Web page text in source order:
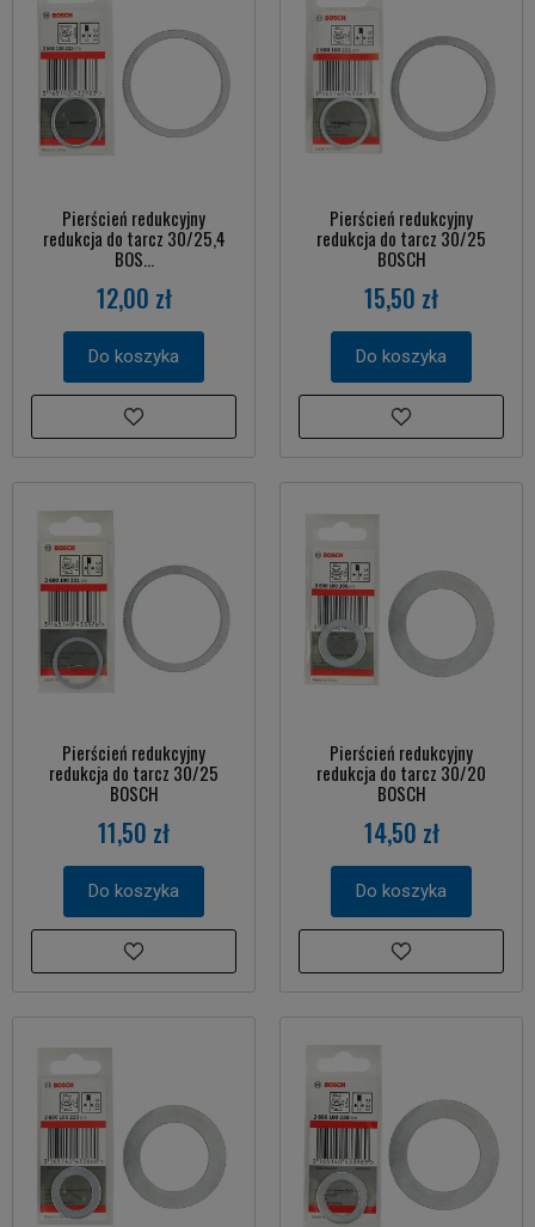
Pierścień redukcyjny
redukcja do tarcz 30/25,4
BOS...
12,00 zł
Do koszyka
Pierścień redukcyjny
redukcja do tarcz 30/25
BOSCH
15,50 zł
Do koszyka
Pierścień redukcyjny
redukcja do tarcz 30/25
BOSCH
11,50 zł
Do koszyka
Pierścień redukcyjny
redukcja do tarcz 30/20
BOSCH
14,50 zł
Do koszyka